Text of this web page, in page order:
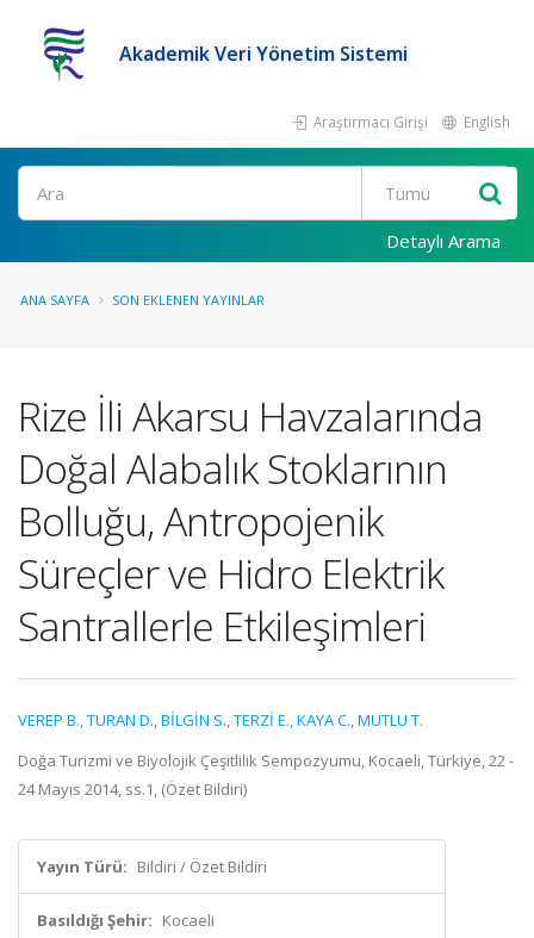
Akademik Veri Yönetim Sistemi
Araştırmacı Girişi English
Ara
Detaylı Arama
ANA SAYFA SON EKLENEN YAYINLAR
Rize İli Akarsu Havzalarında
Doğal Alabalık Stoklarının
Bolluğu, Antropojenik
Süreçler ve Hidro Elektrik
Santrallerle Etkileşimleri
VEREP B.,TURAN D.,BİLGİN S.,TERZİ E.,KAYA C.,MUTLU T.
Doğa Turizmi ve Biyolojik Çeşitlilik Sempozyumu, Kocaeli, Türkiye, 22 -
24 Mayıs 2014, ss.1, (Özet Bildiri)
Yayın Türü: Bildiri / Özet Bildiri
Basıldığı Şehir: Kocaeli